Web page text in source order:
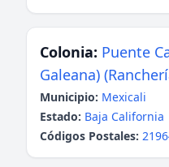
Colonia: Puente
Galeana)
Municipio: Mexicali
Estado: Baja California
Códigos Postales: